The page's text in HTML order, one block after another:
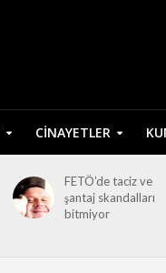
CINAYETLER
FETÖ’de taciz ve
şantaj skandalları
bitmiyor